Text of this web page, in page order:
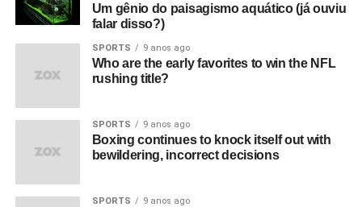
Um gênio do paisagismo aquático (já ouviu
falar disso?)
SPORTS 9 anos ago
Who are the early favorites to win the NFL
rushing title?
SPORTS 9 anos ago
Boxing continues to knock itself out with
bewildering, incorrect decisions
SPORTS 9 anos ago